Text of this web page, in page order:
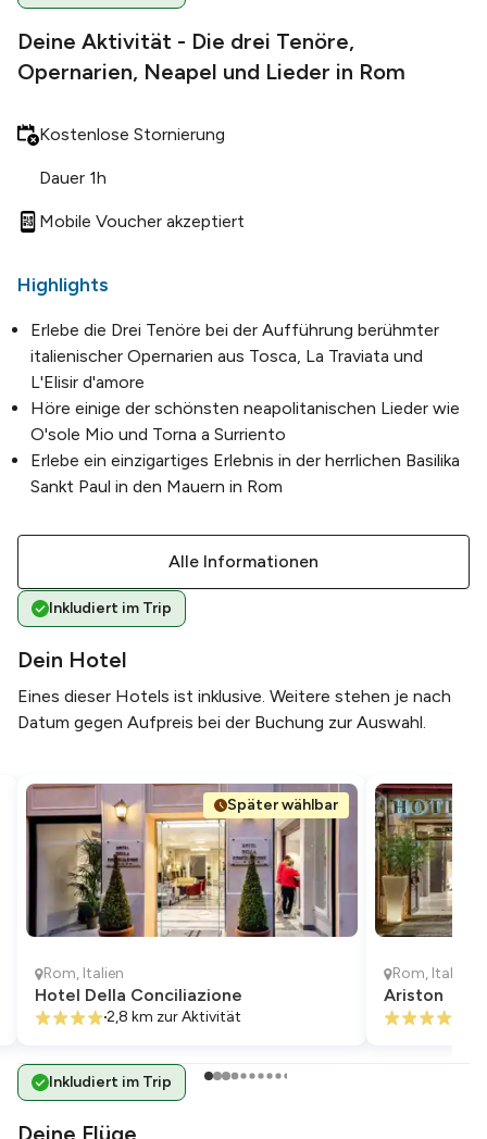
Deine Aktivität - Die drei Tenöre,
Opernarien, Neapel und Lieder in Rom
Kostenlose Stornierung
Dauer 1h
Mobile Voucher akzeptiert
Highlights
Erlebe die Drei Tenöre bei der Aufführung berühmter
italienischer Opernarien aus Tosca, La Traviata und
L'Elisir d'amore
Höre einige der schönsten neapolitanischen Lieder wie
O'sole Mio und Torna a Surriento
Erlebe ein einzigartiges Erlebnis in der herrlichen Basilika
Sankt Paul in den Mauern in Rom
Alle Informationen
Inkludiert im Trip
Dein Hotel
Eines dieser Hotels ist inklusive. Weitere stehen je nach
Datum gegen Aufpreis bei der Buchung zur Auswahl.
Später wählbar
Rom, Italien
Hotel Della Conciliazione
2,8 km zur Aktivität
Rom, Italien
Ariston
Inkludiert im Trip
Deine Flüge